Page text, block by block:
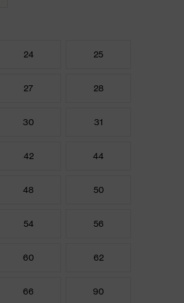
24 25
27 28
30 31
42 44
48 50
54 56
60 62
66 90